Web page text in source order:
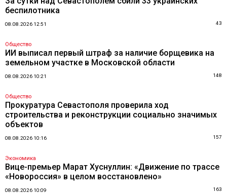
беспилотника
08.08.2026 12:51 43
Общество
ИИ выписал первый штраф за наличие борщевика на
земельном участке в Московской области
08.08.2026 10:21 148
Общество
Прокуратура Севастополя проверила ход
строительства и реконструкции социально значимых
объектов
08.08.2026 10:16 157
Экономика
Вице-премьер Марат Хуснуллин: «Движение по трассе
«Новороссия» в целом восстановлено»
08.08.2026 10:09 163